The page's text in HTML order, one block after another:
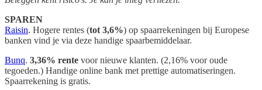
SPAREN
Raisin. Hogere rentes (tot 3,6%) op spaarrekeningen bij Europese
banken vind je via deze handige spaarbemiddelaar.
Bunq. 3,36% rente voor nieuwe klanten. (2,16% voor oude
tegoeden.) Handige online bank met prettige automatiseringen.
Spaarrekening is gratis.